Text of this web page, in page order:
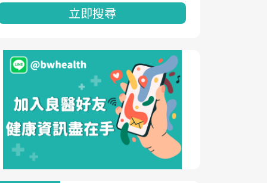
立即搜尋